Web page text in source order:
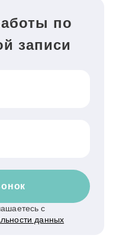
по
записи
с
данных